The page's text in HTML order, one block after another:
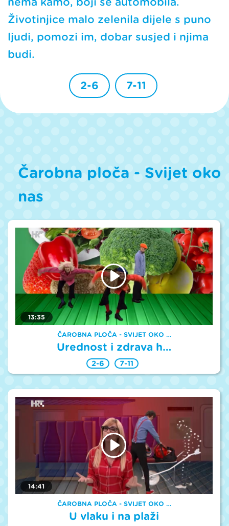
Životinjice malo zelenila dijele s puno
ljudi, pomozi im, dobar susjed i njima
budi.
2-6 7-11
Čarobna ploča - Svijet oko
nas
13:35
ČAROBNA PLOČA - SVIJET OKO …
Urednost i zdrava h…
2-6 7-11
14:41
ČAROBNA PLOČA - SVIJET OKO …
U vlaku i na plaži